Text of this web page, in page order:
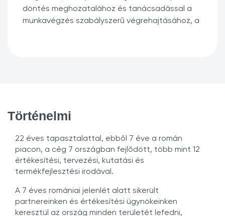
döntés meghozatalához és tanácsadással a
munkavégzés szabályszerű végrehajtásához, a
Történelmi
22 éves tapasztalattal, ebből 7 éve a román
piacon, a cég 7 országban fejlődött, több mint 12
értékesítési, tervezési, kutatási és
termékfejlesztési irodával.
A 7 éves romániai jelenlét alatt sikerült
partnereinken és értékesítési ügynökeinken
keresztül az ország minden területét lefedni,